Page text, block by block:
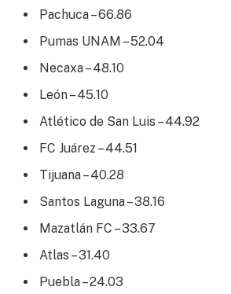
Pachuca – 66.86
Pumas UNAM – 52.04
Necaxa – 48.10
León – 45.10
Atlético de San Luis – 44.92
FC Juárez – 44.51
Tijuana – 40.28
Santos Laguna – 38.16
Mazatlán FC – 33.67
Atlas – 31.40
Puebla – 24.03